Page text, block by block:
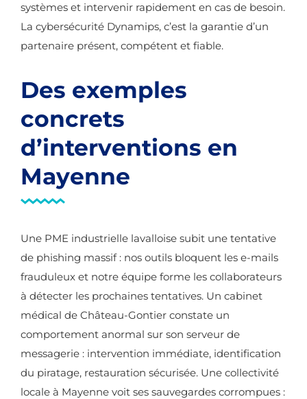
systèmes et intervenir rapidement en cas de besoin.
La cybersécurité Dynamips, c’est la garantie d’un
partenaire présent, compétent et fiable.
Des exemples
concrets
d’interventions en
Mayenne
Une PME industrielle lavalloise subit une tentative
de phishing massif : nos outils bloquent les e-mails
frauduleux et notre équipe forme les collaborateurs
à détecter les prochaines tentatives. Un cabinet
médical de Château-Gontier constate un
comportement anormal sur son serveur de
messagerie : intervention immédiate, identification
du piratage, restauration sécurisée. Une collectivité
locale à Mayenne voit ses sauvegardes corrompues :